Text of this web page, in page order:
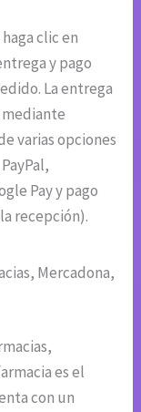
clic en
y pago
La entrega
mediante
varias opciones
Pay y pago
recepción).
Mercadona,
es el
con un